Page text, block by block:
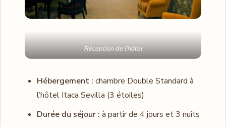
Réception de l’hôtel
Hébergement : chambre Double Standard à
l’hôtel Itaca Sevilla (3 étoiles)
Durée du séjour : à partir de 4 jours et 3 nuits